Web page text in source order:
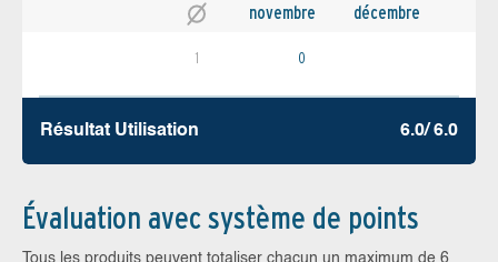
novembre décembre
1 0
Résultat Utilisation 6.0/ 6.0
Évaluation avec système de points
Tous les produits peuvent totaliser chacun un maximum de 6